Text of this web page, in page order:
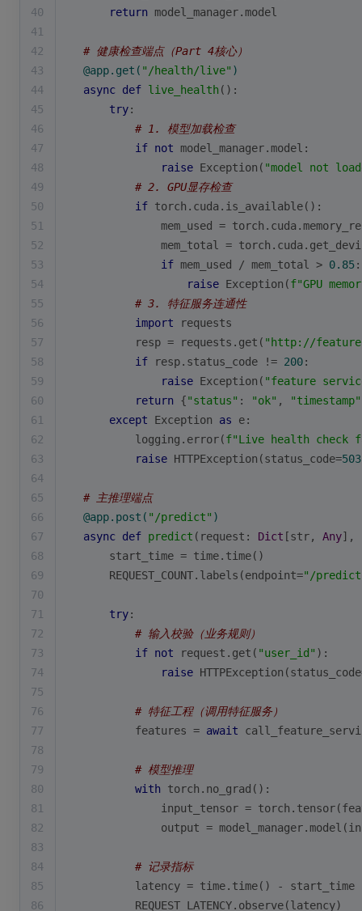
40
return model_manager.model
41
42
# 健康检查端点（Part 4核心）
43
@app.get( "/health/live" )
44
async def live_health():
45
try:
46
# 1. 模型加载检查
47
if not model_manager.model:
48
raise Exception( "model not
49
# 2. GPU显存检查
50
if torch.cuda.is_available():
51
mem_used =
52
mem_total =
53
if mem_used / mem_total > 0.85:
54
raise Exception(f"GPU
55
# 3. 特征服务连通性
56
import requests
57
        resp = requests.get(
"http://
58
if resp.status_code != 200:
59
raise Exception( "feature
60
return {"status" : "ok" , "timestamp"
61
except Exception as e:
62
        logging.error(
f"Live health
63
raise HTTPException(status_code=503
64
65
# 主推理端点
66
@app.post( "/predict" )
67
async def predict ( request: Dict [str, Any],
68
    start_time = time.time()
69
    REQUEST_COUNT.labels(endpoint=
"/
70
71
try:
72
# 输入校验（业务规则）
73
if not request.get( "user_id" ):
74
raise
75
76
# 特征工程（调用特征服务）
77
        features =
await
78
79
# 模型推理
80
with torch.no_grad():
81
input_tensor =
82
output =
83
84
# 记录指标
85
        latency = time.time() - start_time
86
        REQUEST_LATENCY.observe(latency)